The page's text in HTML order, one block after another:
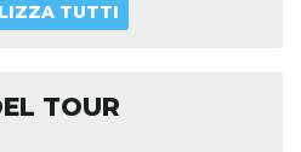
TUTTI
TOUR